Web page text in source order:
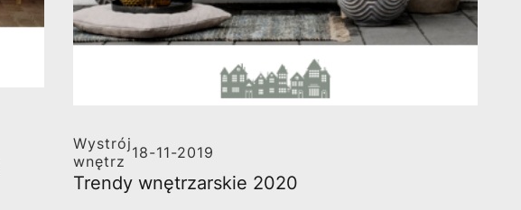
Wystrój
wnętrz 18-11-2019
Trendy wnętrzarskie 2020